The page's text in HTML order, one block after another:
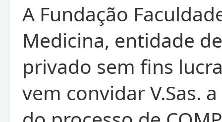
A Fundação
Medicina, entidade
privado sem fins
vem convidar V.Sas.